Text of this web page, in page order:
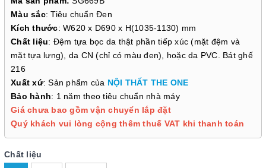
Màu sắc: Tiêu chuẩn Đen
Kích thước: W620 x D690 x H(1035-1130) mm
Chất liệu: Đệm tựa bọc da thật phần tiếp xúc (mặt đệm và
mặt tựa lưng), da CN (chỉ có màu đen), hoặc da PVC. Bát ghế
216
Xuất xứ: Sản phẩm của NỘI THẤT THE ONE
Bảo hành: 1 năm theo tiêu chuẩn nhà máy
Giá chưa bao gồm vận chuyển lắp đặt
Quý khách vui lòng cộng thêm thuế VAT khi thanh toán
Chất liệu